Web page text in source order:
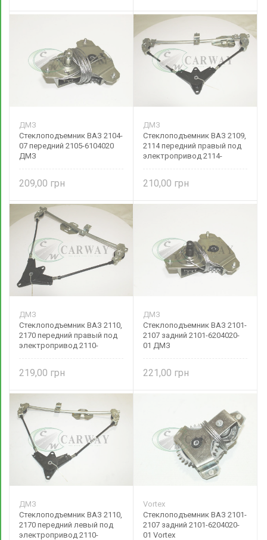
ДМЗ
Стеклоподъемник ВАЗ 2104-
07 передний 2105-6104020
ДМЗ
209,00
ДМЗ
Стеклоподъемник ВАЗ 2109,
2114 передний правый под
электропривод 2114-
210,00
ДМЗ
Стеклоподъемник ВАЗ 2110,
2170 передний правый под
электропривод 2110-
219,00
ДМЗ
Стеклоподъемник ВАЗ 2101-
2107 задний 2101-6204020-
01 ДМЗ
221,00
ДМЗ
Стеклоподъемник ВАЗ 2110,
2170 передний левый под
электропривод 2110-
Vortex
Стеклоподъемник ВАЗ 2101-
2107 задний 2101-6204020-
01 Vortex